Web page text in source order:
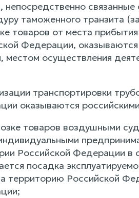
непосредственно
таможенного транзита
товаров от места
Федерации,
местом осуществления
транспортировки
оказываются
товаров воздушными
Российской Федерации в
посадка
территорию Российской